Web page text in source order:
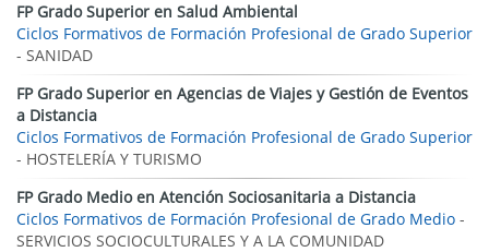
FP Grado Superior en Salud Ambiental
Ciclos Formativos de Formación Profesional de Grado Superior
- SANIDAD
FP Grado Superior en Agencias de Viajes y Gestión de Eventos
a Distancia
Ciclos Formativos de Formación Profesional de Grado Superior
- HOSTELERÍA Y TURISMO
FP Grado Medio en Atención Sociosanitaria a Distancia
Ciclos Formativos de Formación Profesional de Grado Medio -
SERVICIOS SOCIOCULTURALES Y A LA COMUNIDAD